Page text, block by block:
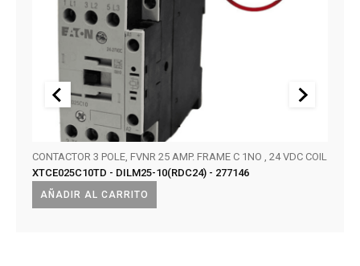
AÑADIR AL CARRITO
CONTACTOR 3 POLE, FVNR 25 AMP. FRAME C 1NO , 24 VDC COIL
XTCE025C10TD - DILM25-10(RDC24) - 277146